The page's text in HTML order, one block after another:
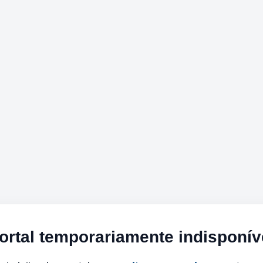
temporariamente